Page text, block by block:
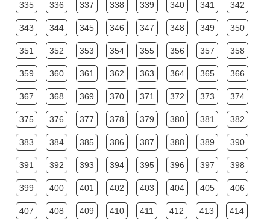
335 336 337 338 339 340 341 342
343 344 345 346 347 348 349 350
351 352 353 354 355 356 357 358
359 360 361 362 363 364 365 366
367 368 369 370 371 372 373 374
375 376 377 378 379 380 381 382
383 384 385 386 387 388 389 390
391 392 393 394 395 396 397 398
399 400 401 402 403 404 405 406
407 408 409 410 411 412 413 414